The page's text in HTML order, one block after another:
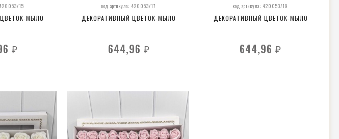
420053/15
МЫЛО
₽
код артикула: 420053/17
ДЕКОРАТИВНЫЙ ЦВЕТОК-МЫЛО
644,96 ₽
код артикула: 420053/19
ДЕКОРАТИВНЫЙ ЦВЕТОК-МЫЛО
644,96₽